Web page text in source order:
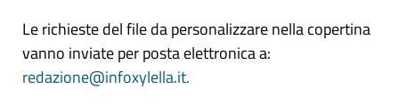
Le richieste del file da personalizzare nella copertina
vanno inviate per posta elettronica a:
redazione@infoxylella.it.